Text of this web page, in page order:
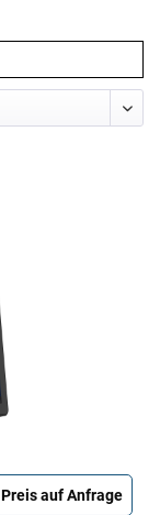
Preis auf Anfrage